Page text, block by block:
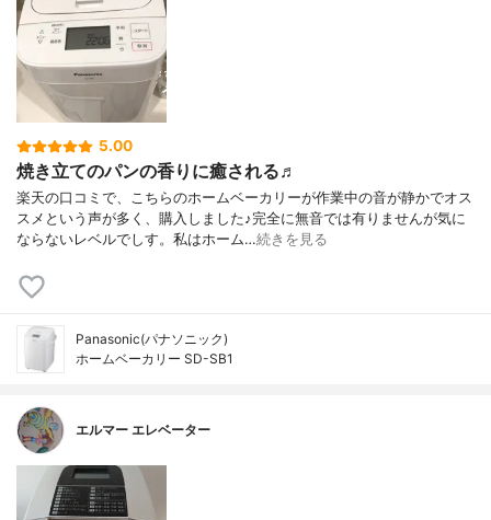
5.00
焼き立てのパンの香りに癒される♬
楽天の口コミで、こちらのホームベーカリーが作業中の音が静かでオス
スメという声が多く、購入しました♪完全に無音では有りませんが気に
ならないレベルでしす。私はホーム…続きを見る
Panasonic(パナソニック)
ホームベーカリー SD-SB1
エルマー エレベーター